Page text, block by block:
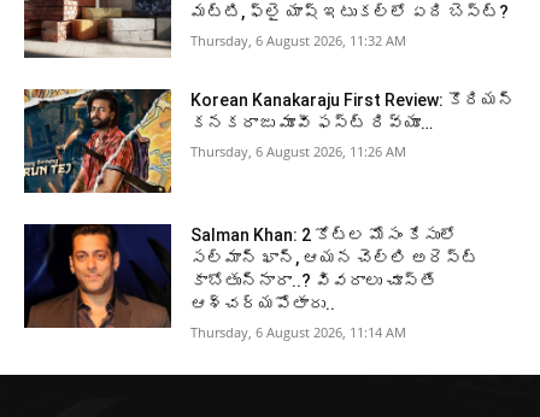
మట్టి, ఫ్లై యాష్ ఇటుకల్లో ఏది బెస్ట్?
Thursday, 6 August 2026, 11:32 AM
Korean Kanakaraju First Review: కొరియన్
కనకరాజు మూవీ ఫస్ట్ రివ్యూ…
Thursday, 6 August 2026, 11:26 AM
Salman Khan: 2 కోట్ల మోసం కేసులో
సల్మాన్ ఖాన్, ఆయన చెల్లి అరెస్ట్
కాబోతున్నారా..? వివరాలు చూస్తే
ఆశ్చర్యపోతారు..
Thursday, 6 August 2026, 11:14 AM